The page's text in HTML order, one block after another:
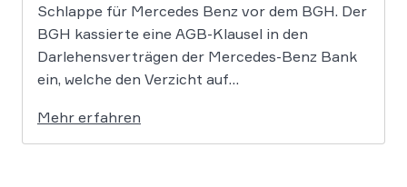
Schlappe für Mercedes Benz vor dem BGH. Der
BGH kassierte eine AGB-Klausel in den
Darlehensverträgen der Mercedes-Benz Bank
ein, welche den Verzicht auf
Autokredits beinhaltete. Damit dürfen Käufer
weiterhin gegen Mercedes klagen und
Mehr erfahren